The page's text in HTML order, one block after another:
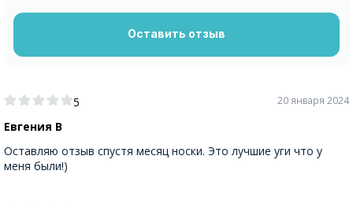
5
Евгения В
20 января 2024
Оставляю отзыв спустя месяц носки. Это лучшие уги что у
меня были!)
Оставить отзыв